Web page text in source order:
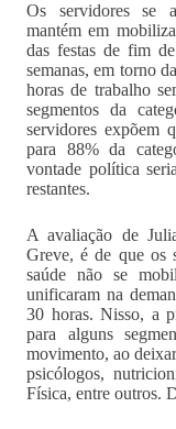
Os servidores se
mantém em
das festas de fim
semanas, em torno
horas de trabalho
segmentos da
servidores expõem
para 88% da
vontade política
restantes.
A avaliação de
Greve, é de que os
saúde não se
unificaram na
30 horas. Nisso, a
para alguns
movimento, ao
psicólogos,
Física, entre outros.